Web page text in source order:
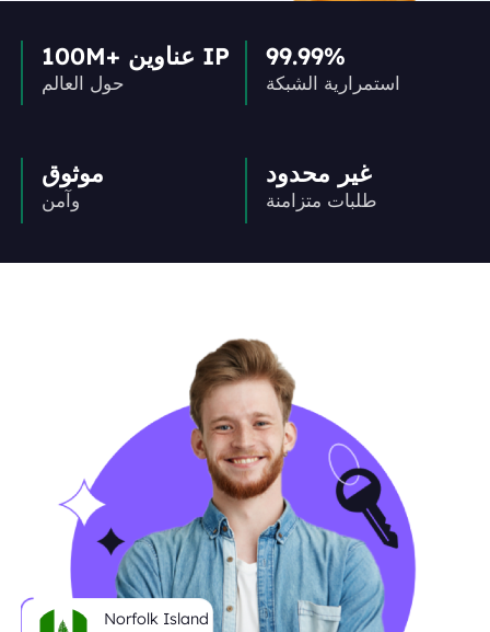
100M+ عناوين IP
حول العالم
99.99%
استمرارية الشبكة
موثوق
وآمن
غير محدود
طلبات متزامنة
Norfolk Island